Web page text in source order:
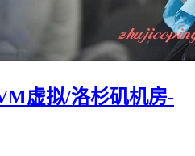
虚拟/洛杉矶机房-